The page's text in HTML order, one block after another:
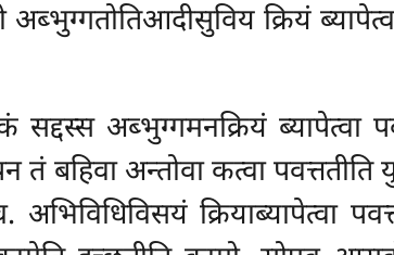
अब्भुग्गतोतिआदीसुविय क्रियं
सद्दस्स अब्भुग्गमनक्रियं ब्यापेत्वा
तं बहिवा अन्तोवा कत्वा
अभिविधिविसयं क्रियाब्यापेत्वा